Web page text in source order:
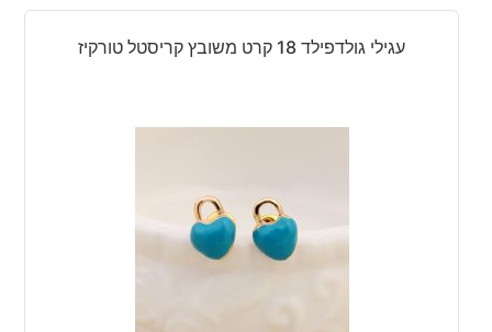
עגילי גולדפילד 18 קרט משובץ קריסטל טורקיז